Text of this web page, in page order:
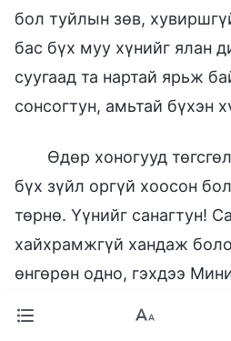
бол туйлын зөв,
бас бүх муу хүнийг ялан
суугаад та нартай ярьж
сонсогтун, амьтай бүхэн
Өдөр хоногууд
бүх зүйл оргүй хоосон
төрнө. Үүнийг санагтун!
хайхрамжгүй хандаж
өнгөрөн одно, гэхдээ
Дэмий бүү гүйлд!